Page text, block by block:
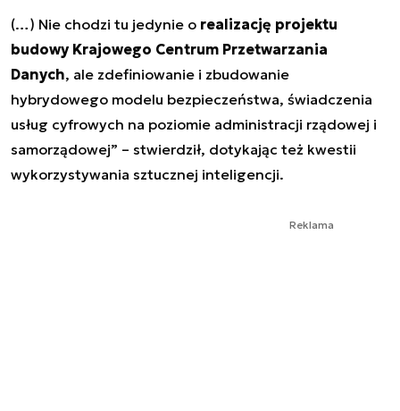
(…) Nie chodzi tu jedynie o realizację projektu
budowy Krajowego Centrum Przetwarzania
Danych, ale zdefiniowanie i zbudowanie
hybrydowego modelu bezpieczeństwa, świadczenia
usług cyfrowych na poziomie administracji rządowej i
samorządowej” – stwierdził, dotykając też kwestii
wykorzystywania sztucznej inteligencji.
Reklama